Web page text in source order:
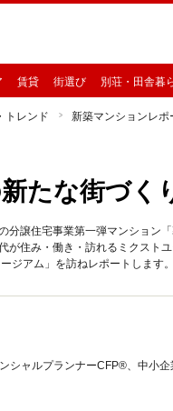
賃貸 街選び 別荘・田舎暮
トレンド 新築マンションレポ
たな街づく
分譲住宅事業第一弾マンション
住み・働き・訪れるミクスト
アム」を訪ねレポートします。
シャルプランナーCFP®、中小